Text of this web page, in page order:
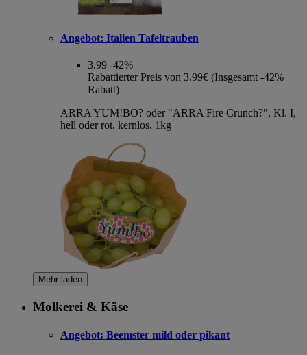
Angebot: Italien Tafeltrauben
3.99 -42%
Rabattierter Preis von 3.99€ (Insgesamt -42%
Rabatt)
ARRA YUM!BO? oder "ARRA Fire Crunch?", Kl. I,
hell oder rot, kernlos, 1kg
Mehr laden
Molkerei & Käse
Angebot: Beemster mild oder pikant